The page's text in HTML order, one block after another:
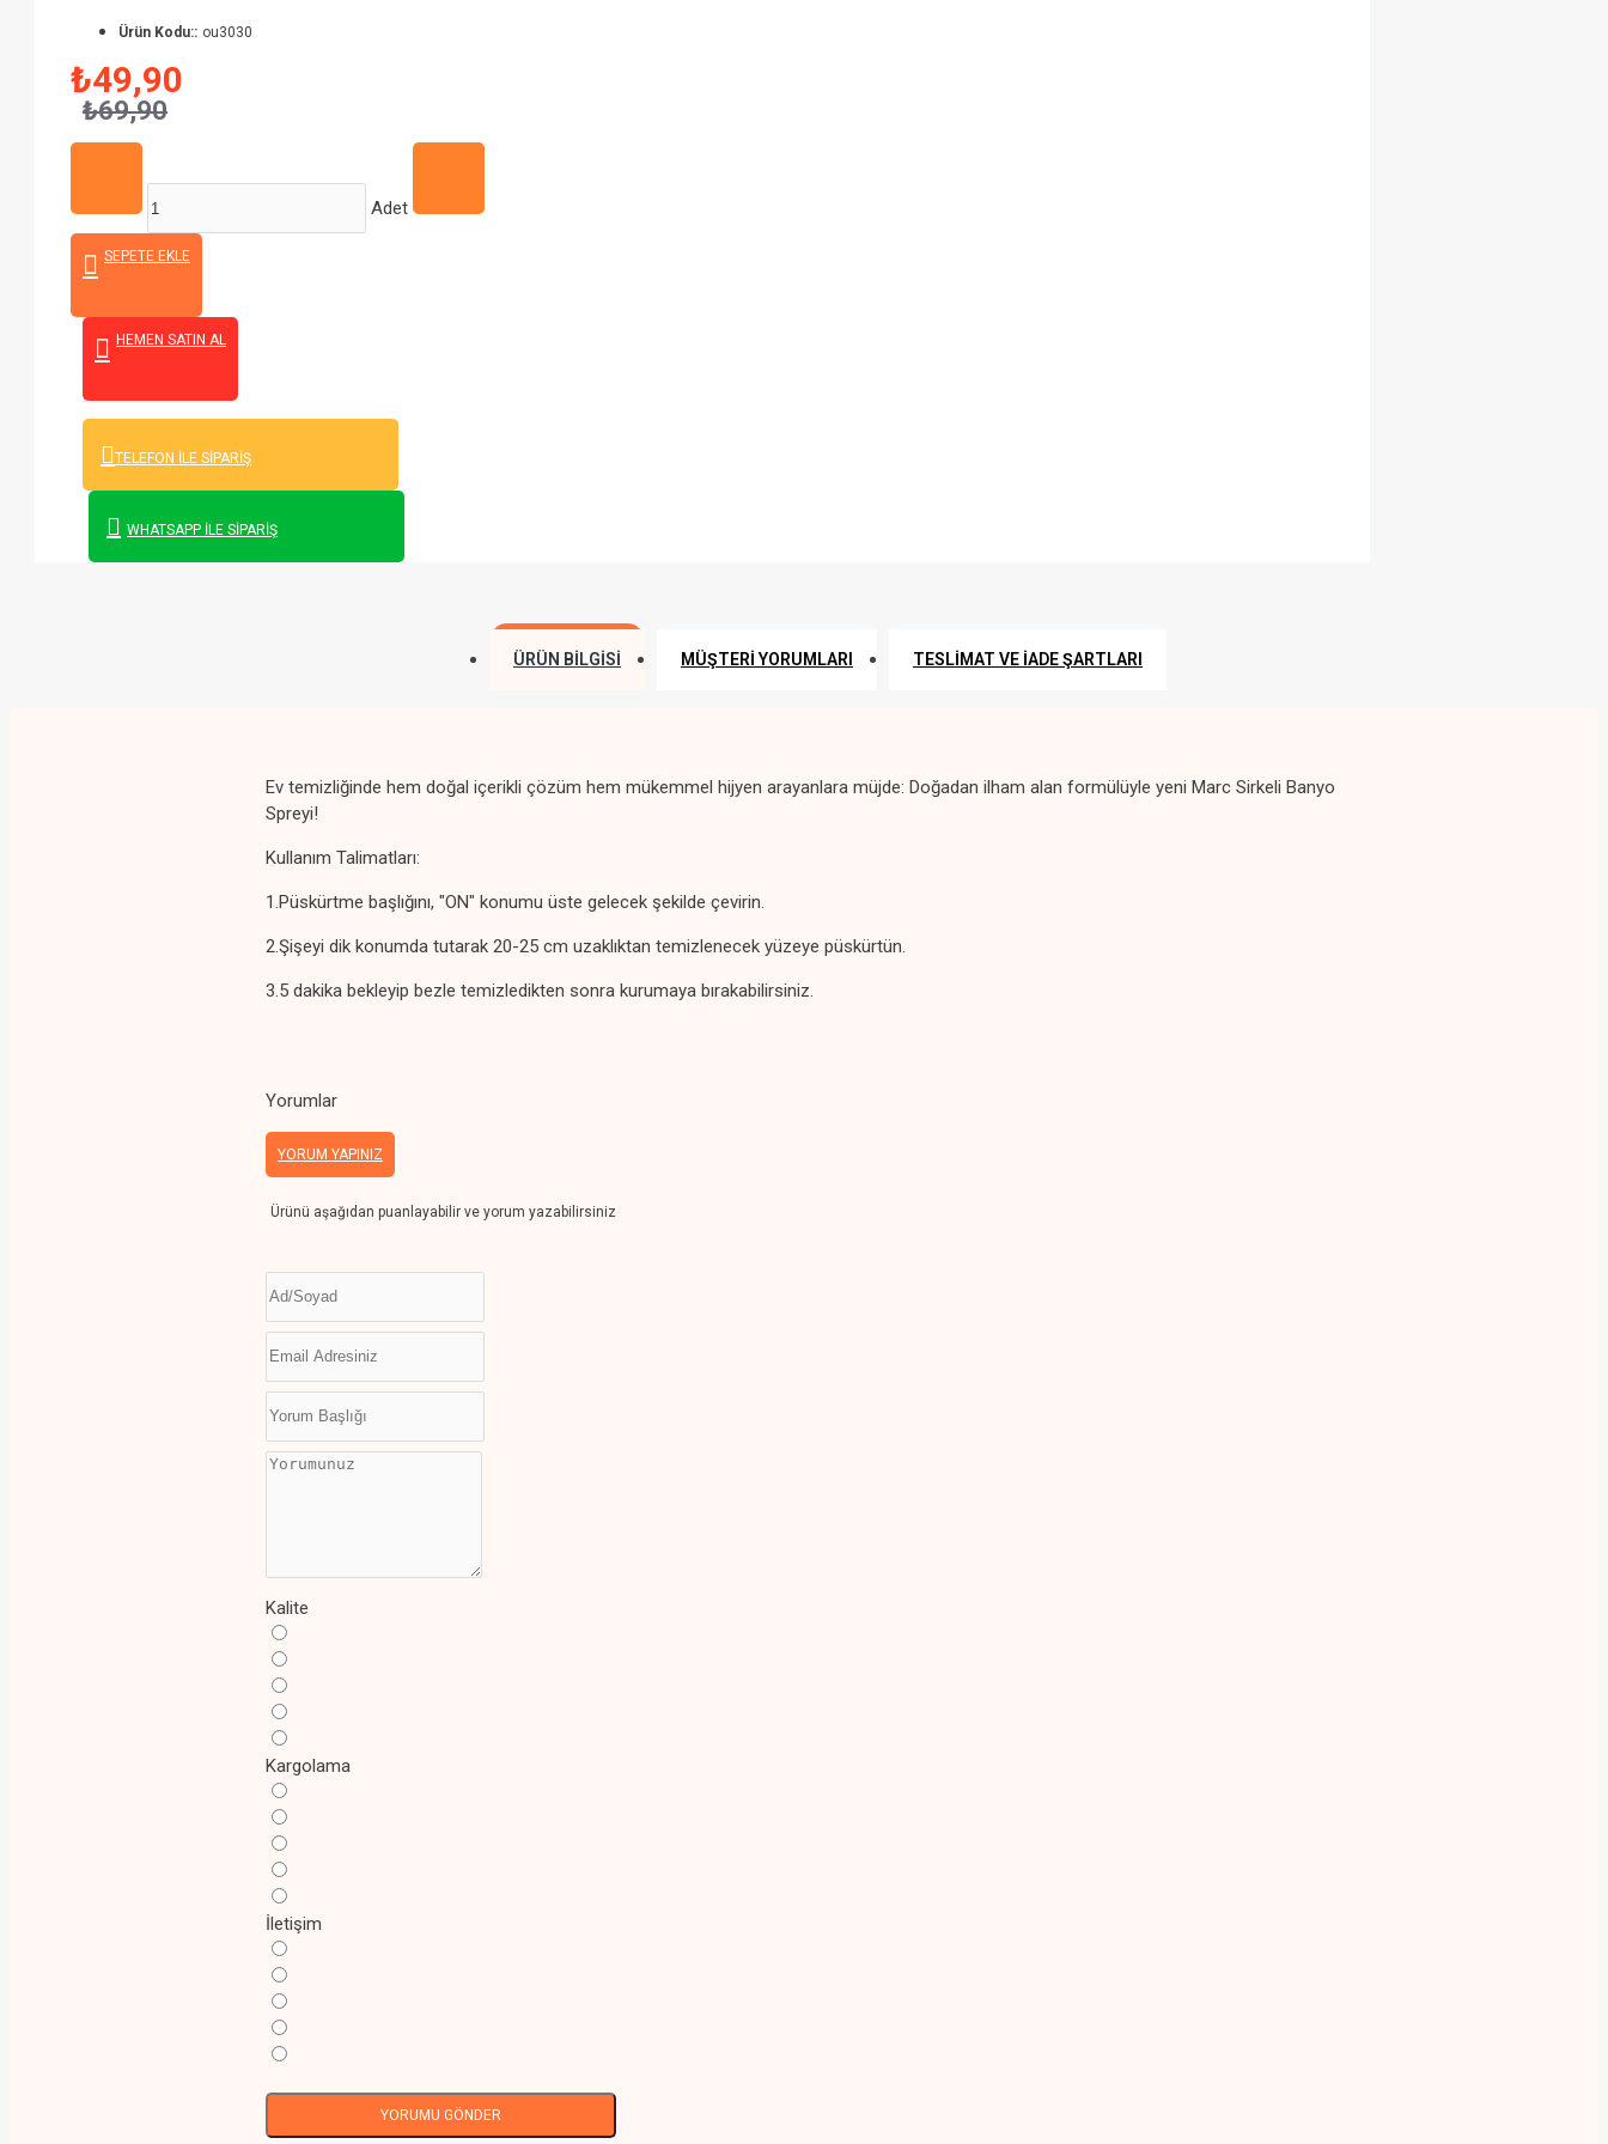
Ürün Kodu:: ou3030
₺49,90
₺69,90
Adet
SEPETE EKLE
HEMEN SATIN AL
TELEFON İLE SIPARIŞ
WHATSAPP İLE SIPARIŞ
ÜRÜN BILGISI MÜŞTERI YORUMLARI TESLIMAT VE İADE ŞARTLARI
Ev temizliğinde hem doğal içerikli çözüm hem mükemmel hijyen arayanlara müjde: Doğadan ilham alan formülüyle yeni Marc Sirkeli Banyo
Spreyi!
Kullanım Talimatları:
1.Püskürtme başlığını, "ON" konumu üste gelecek şekilde çevirin.
2.Şişeyi dik konumda tutarak 20-25 cm uzaklıktan temizlenecek yüzeye püskürtün.
3.5 dakika bekleyip bezle temizledikten sonra kurumaya bırakabilirsiniz.
Yorumlar
YORUM YAPINIZ
Ürünü aşağıdan puanlayabilir ve yorum yazabilirsiniz
Kalite
Kargolama
İletişim
YORUMU GÖNDER